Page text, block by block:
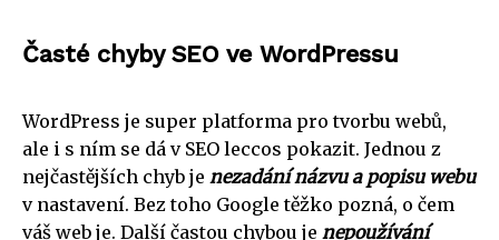
Časté chyby SEO ve WordPressu
WordPress je super platforma pro tvorbu webů,
ale i s ním se dá v SEO leccos pokazit. Jednou z
nejčastějších chyb je nezadání názvu a popisu webu
v nastavení. Bez toho Google těžko pozná, o čem
váš web je. Další častou chybou je nepoužívání